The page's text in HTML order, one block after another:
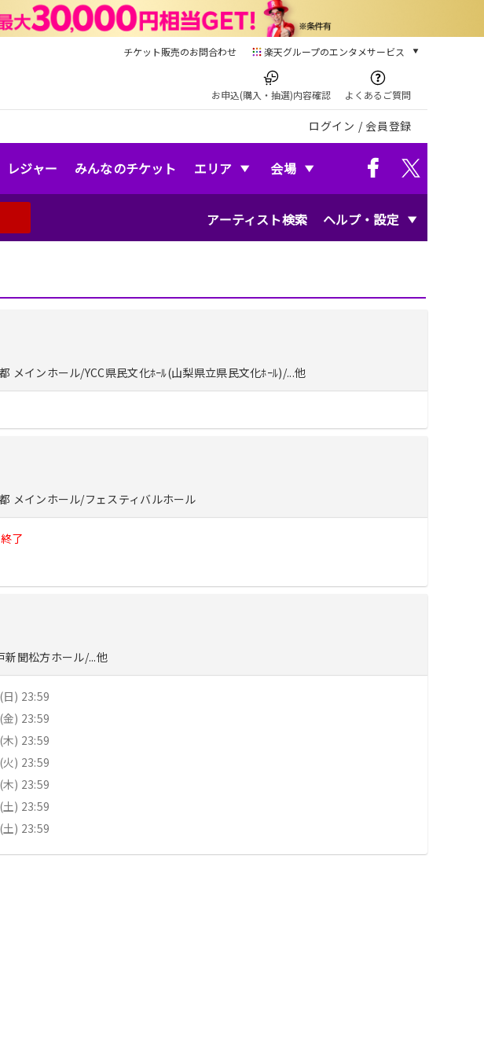
チケット販売のお問合わせ 楽天グループのエンタメサービス
本/ゲーム/CD/DVD
楽天ブックス
電子書籍
楽天Kobo
音楽配信
動画配信ガイド
エンタメニュース
お申込(購入・抽選)内容確認 よくあるご質問
ログイン / 会員登録
レジャー みんなのチケット エリア 会場
アーティスト検索 ヘルプ・設定
メインホール/YCC県民文化ﾎｰﾙ(山梨県立県民文化ﾎｰﾙ)/...他
メインホール/フェスティバルホール
了
新聞松方ホール/...他
) 23:59
) 23:59
) 23:59
) 23:59
) 23:59
) 23:59
) 23:59